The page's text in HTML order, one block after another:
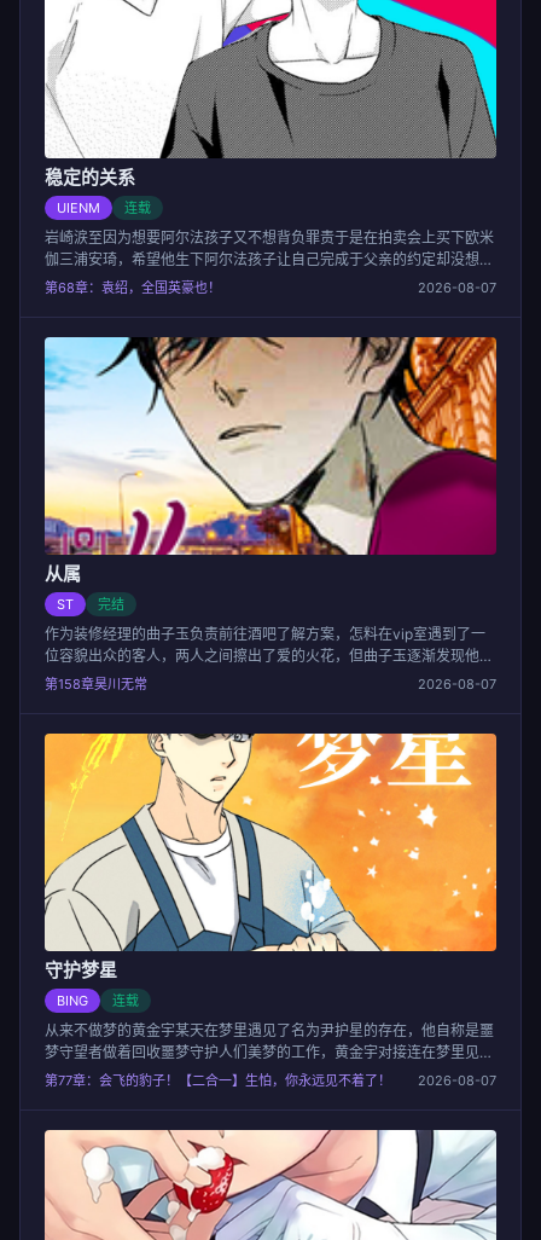
稳定的关系
UIENM 连载
岩崎涙至因为想要阿尔法孩子又不想背负罪责于是在拍卖会上买下欧米
伽三浦安琦，希望他生下阿尔法孩子让自己完成于父亲的约定却没想到
两人的感情超越了这种交易关系...
第68章：袁绍，全国英豪也！ 2026-08-07
从属
ST 完结
作为装修经理的曲子玉负责前往酒吧了解方案，怎料在vip室遇到了一
位容貌出众的客人，两人之间擦出了爱的火花，但曲子玉逐渐发现他似
乎有些特殊癖好…rn
第158章昊川无常 2026-08-07
守护梦星
BING 连载
从来不做梦的黄金宇某天在梦里遇见了名为尹护星的存在，他自称是噩
梦守望者做着回收噩梦守护人们美梦的工作，黄金宇对接连在梦里见到
的尹护星产生了浓厚的兴趣却不想在现实中也遇见了他...
第77章：会飞的豹子！【二合一】生怕，你永远见不着了！ 2026-08-07